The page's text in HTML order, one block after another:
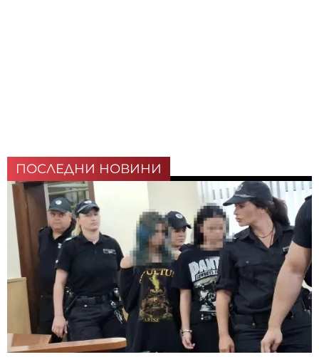
ПОСЛЕДНИ НОВИНИ